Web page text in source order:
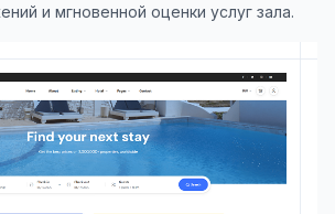
и мгновенной оценки услуг зала.